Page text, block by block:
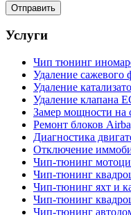
Услуги
Чип тюнинг
Удаление сажевого
Удаление
Удаление клапана
Замер мощности на
Ремонт блоков
Диагностика
Отключение
Чип-тюнинг
Чип-тюнинг
Чип-тюнинг яхт и
Чип-тюнинг
Чип-тюнинг